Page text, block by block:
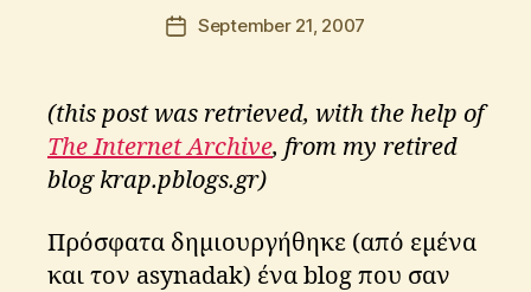
y
Post
author
o
ri
ti
PostSeptember 21, 2007
(this post was retrieved, with the help of
The Internet Archive, from my retired
blog krap.pblogs.gr)
Πρόσφατα δημιουργήθηκε (από εμένα
και τον asynadak) ένα blog που σαν